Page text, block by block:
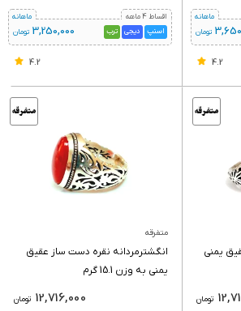
تومان
ماهانه
4.2
اقساط 4 ماهه
اسنپ
دیجی ترب 3,250,000 تومان
ماهانه
4.2
یمنی
تومان
متفرقه
انگشترمردانه نقره دست ساز عقیق
یمنی به وزن 15.1 گرم
تومان 12,716,000